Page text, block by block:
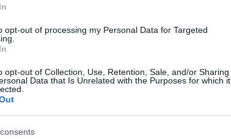
opt-out of processing my Personal Data for Targeted
opt-out of Collection, Use, Retention, Sale, and/or Sharing
Data that Is Unrelated with the Purposes for which it
nella sezione